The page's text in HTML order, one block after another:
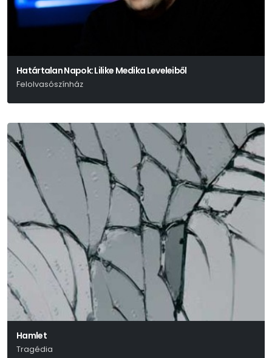
Határtalan Napok: Lilike Medika Leveleiből
Felolvasószínház
Hamlet
Tragédia